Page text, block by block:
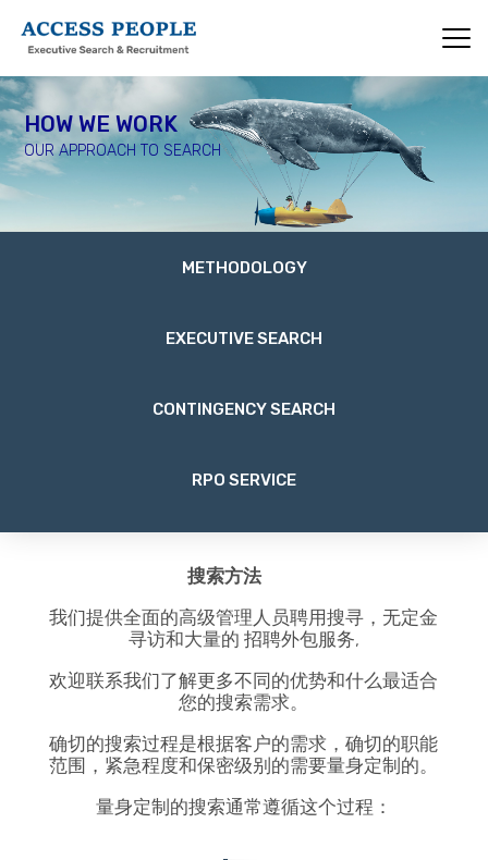
main
content
HOW WE WORK
OUR APPROACH TO SEARCH
METHODOLOGY
EXECUTIVE SEARCH
CONTINGENCY SEARCH
RPO SERVICE
搜索方法
我们提供全面的高级管理人员聘用搜寻，无定金
寻访和大量的 招聘外包服务,
欢迎联系我们了解更多不同的优势和什么最适合
您的搜索需求。
确切的搜索过程是根据客户的需求，确切的职能
范围，紧急程度和保密级别的需要量身定制的。
量身定制的搜索通常遵循这个过程：